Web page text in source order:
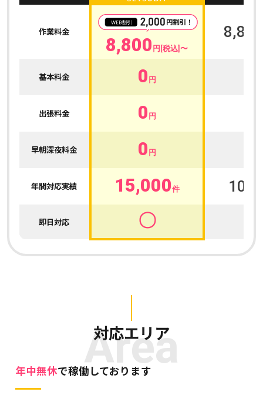
作業料金
8,800 円[税込]〜
8,800
基本料金 0 円
出張料金 0 円
早朝深夜料金 0 円
年間対応実績 15,000件
即日対応 〇
Area
対応エリア
年中無休で稼働しております